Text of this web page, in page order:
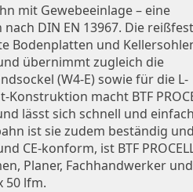
mit Gewebeeinlage – eine
DIN EN 13967. Die
Bodenplatten und
übernimmt zugleich die
(W4-E) sowie für die L-
macht BTF
lässt sich schnell und einfach
ist sie zudem beständig und
CE-konform, ist BTF
Planer, Fachhandwerker und
50 lfm.